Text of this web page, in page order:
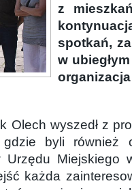
z
spotkań,
w
wyszedł z
byli również
Urzędu
każda